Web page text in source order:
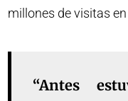
millones de visitas
“Antes